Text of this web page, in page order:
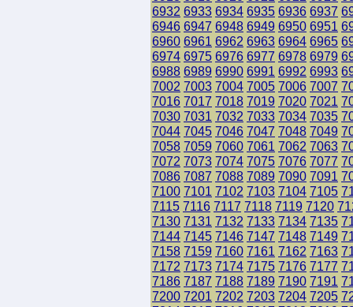
6932 6933 6934 6935 6936 6937
6946 6947 6948 6949 6950 6951
6960 6961 6962 6963 6964 6965
6974 6975 6976 6977 6978 6979
6988 6989 6990 6991 6992 6993
7002 7003 7004 7005 7006 7007
7016 7017 7018 7019 7020 7021
7030 7031 7032 7033 7034 7035
7044 7045 7046 7047 7048 7049
7058 7059 7060 7061 7062 7063
7072 7073 7074 7075 7076 7077
7086 7087 7088 7089 7090 7091
7100 7101 7102 7103 7104 7105
7115 7116 7117 7118 7119 7120
7130 7131 7132 7133 7134 7135
7144 7145 7146 7147 7148 7149
7158 7159 7160 7161 7162 7163
7172 7173 7174 7175 7176 7177
7186 7187 7188 7189 7190 7191
7200 7201 7202 7203 7204 7205